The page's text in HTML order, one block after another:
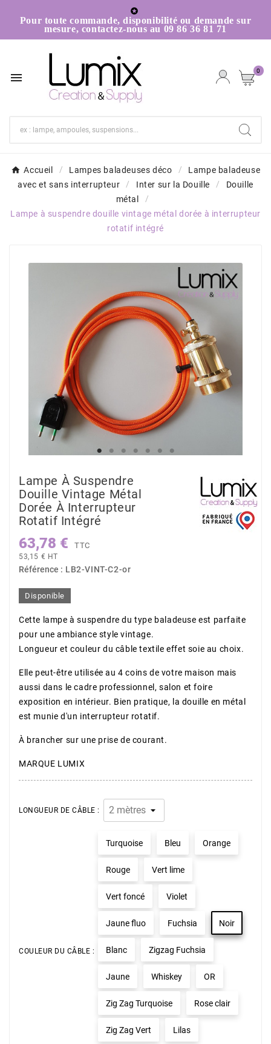

Pour toute commande, disponibilité ou demande sur
mesure, contactez-nous au 09 86 36 81 71
 0
Accueil Lampes baladeuses déco
Lampe baladeuse
avec et sans interrupteur
Inter sur la Douille
Douille
métal
Lampe à suspendre douille vintage métal dorée à interrupteur
rotatif intégré
Lampe À Suspendre
Douille Vintage Métal
Dorée À Interrupteur
Rotatif Intégré
63,78 € TTC
53,15 € HT
Référence : LB2-VINT-C2-or
Disponible
Cette lampe à suspendre du type baladeuse est parfaite
pour une ambiance style vintage.
Longueur et couleur du câble textile effet soie au choix.
Elle peut-être utilisée au 4 coins de votre maison mais
aussi dans le cadre professionnel, salon et foire
exposition en intérieur. Bien pratique, la douille en métal
est munie d'un interrupteur rotatif.
À brancher sur une prise de courant.
MARQUE LUMIX
LONGUEUR DE CÂBLE :
COULEUR DU CÂBLE :
Turquoise Bleu Orange
Rouge Vert lime
Vert foncé Violet
Jaune fluo Fuchsia Noir
Blanc Zigzag Fuchsia
Jaune Whiskey OR
Zig Zag Turquoise Rose clair
Zig Zag Vert Lilas